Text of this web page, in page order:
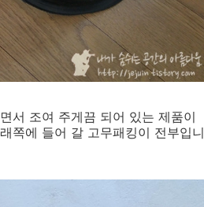
서 조여 주게끔 되어 있는 제품이
쪽에 들어 갈 고무패킹이 전부입니